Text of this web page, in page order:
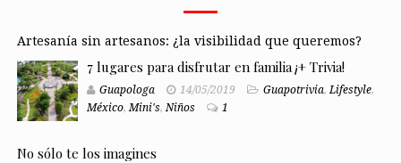
Artesanía sin artesanos: ¿la visibilidad que queremos?
7 lugares para disfrutar en familia ¡+ Trivia!
Guapologa 14/05/2019 Guapotrivia,Lifestyle,
México,Mini's,Niños 1
No sólo te los imagines